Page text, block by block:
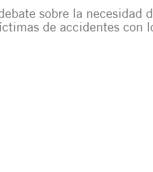
sobre la necesidad
de accidentes con